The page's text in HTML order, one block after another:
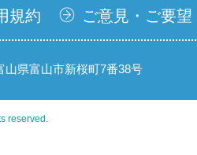
規約 ご意見・ご要望
県富山市新桜町7番38号
reserved.